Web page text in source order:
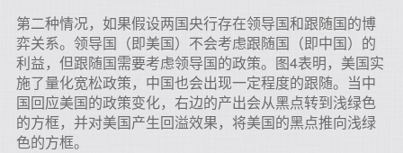
第二种情况，如果假设两国央行存在领导国和跟随国的博
弈关系。领导国（即美国）不会考虑跟随国（即中国）的
利益，但跟随国需要考虑领导国的政策。图4表明，美国实
施了量化宽松政策，中国也会出现一定程度的跟随。当中
国回应美国的政策变化，右边的产出会从黑点转到浅绿色
的方框，并对美国产生回溢效果，将美国的黑点推向浅绿
色的方框。